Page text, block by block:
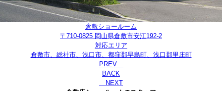
倉敷ショールーム
〒710-0825 岡山県倉敷市安江192-2
対応エリア
倉敷市、総社市、浅口市、都窪郡早島町、浅口郡里庄町
PREV
BACK
NEXT